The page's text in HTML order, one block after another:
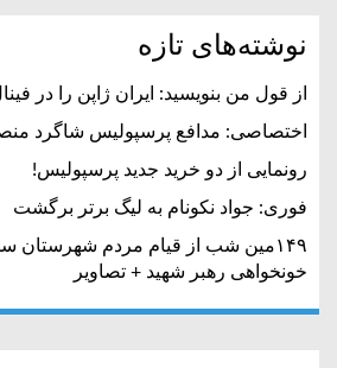
نوشته‌های تازه
از قول من بنویسید: ایران ژاپن را در
اختصاصی: مدافع پرسپولیس شاگرد
رونمایی از دو خرید جدید پرسپولیس!
فوری: جواد نکونام به لیگ برتر برگشت
۱۴۹مین شب از قیام مردم شهرستان
خونخواهی رهبر شهید + تصاویر